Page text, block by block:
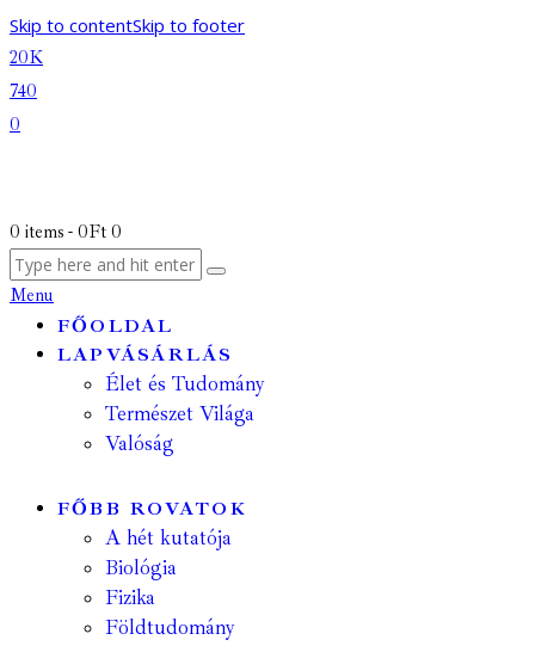
Skip to contentSkip to footer
20K
740
0
0 items - 0Ft 0
Menu
FŐOLDAL
LAPVÁSÁRLÁS
Élet és Tudomány
Természet Világa
Valóság
FŐBB ROVATOK
A hét kutatója
Biológia
Fizika
Földtudomány